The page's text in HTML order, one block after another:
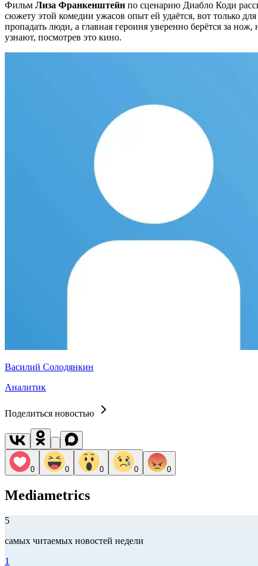
Фильм Лиза Франкенштейн по сценарию Диабло Коди
сюжету этой комедии ужасов опыт ей удаётся, вот только
пропадать люди, а главная героиня уверенно берётся за
узнают, посмотрев это кино.
Василий Солодянкин
Аналитик
Поделиться новостью
0 0 0 0 0
Mediametrics
5
самых читаемых новостей недели
1